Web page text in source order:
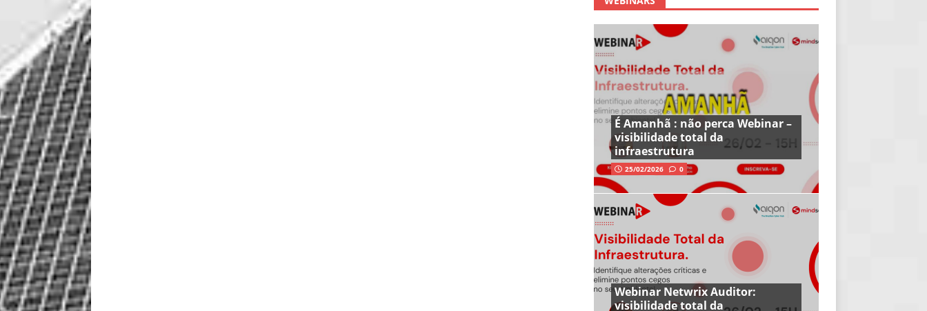
É Amanhã : não perca Webinar –
visibilidade total da
infraestrutura
25/02/2026 0
Webinar Netwrix Auditor:
visibilidade total da